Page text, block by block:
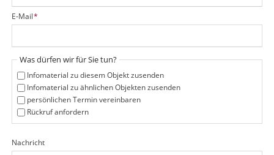
i
c
t
P
f
i
c
E-Mail*
Was dürfen wir für Sie tun?
Infomaterial zu diesem Objekt zusenden
Infomaterial zu ähnlichen Objekten zusenden
persönlichen Termin vereinbaren
Rückruf anfordern
Nachricht